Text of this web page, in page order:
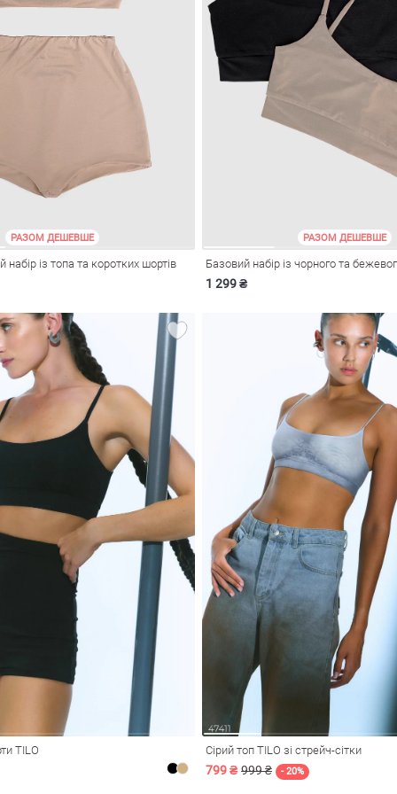
РАЗОМ ДЕШЕВШЕ
із топа та коротких шортів
РАЗОМ ДЕШЕВШЕ
Базовий набір із чорного та
1 299 ₴
TILO Сірий топ TILO зі стрейч-сітки
799 ₴ 999 ₴ - 20%